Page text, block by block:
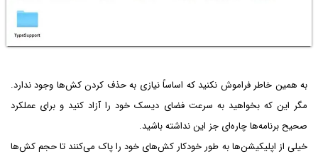
به همین خاطر فراموش نکنید که اساساً نیازی به حذف کردن کش‌ها وجود ندارد.
مگر این که بخواهید به سرعت فضای دیسک خود را آزاد کنید و برای عملکرد
صحیح برنامه‌ها چاره‌ای جز این نداشته باشید.
خیلی از اپلیکیشن‌ها به طور خودکار کش‌های خود را پاک می‌کنند تا حجم کش‌ها